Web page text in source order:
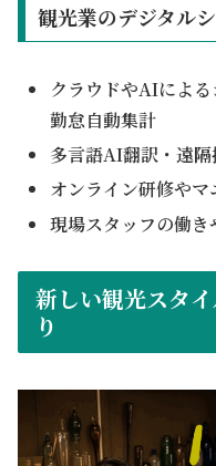
観光業のデジタル
クラウドやAIによ
勤怠自動集計
多言語AI翻訳・遠
オンライン研修や
現場スタッフの働
新しい観光スタ
り